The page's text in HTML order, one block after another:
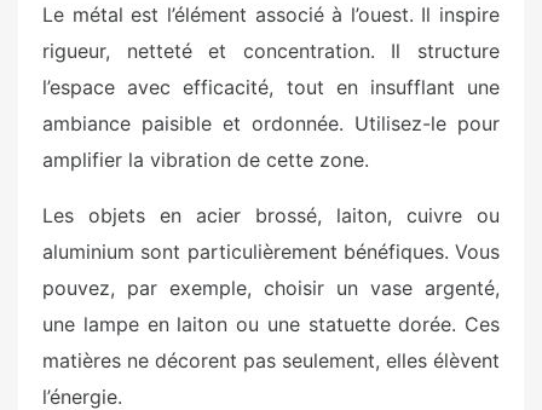
Le métal est l’élément associé à l’ouest. Il inspire
rigueur, netteté et concentration. Il structure
l’espace avec efficacité, tout en insufflant une
ambiance paisible et ordonnée. Utilisez-le pour
amplifier la vibration de cette zone.
Les objets en acier brossé, laiton, cuivre ou
aluminium sont particulièrement bénéfiques. Vous
pouvez, par exemple, choisir un vase argenté,
une lampe en laiton ou une statuette dorée. Ces
matières ne décorent pas seulement, elles élèvent
l’énergie.